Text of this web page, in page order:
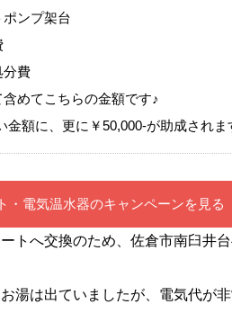
ポンプ架台
分費
含めてこちらの金額です♪
金額に、更に￥50,000-が助成されま
・電気温水器のキャンペーンを見る
トへ交換のため、佐倉市南臼井
湯は出ていましたが、電気代が